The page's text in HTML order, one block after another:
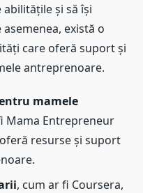
și să își
există o
care oferă suport și
antreprenoare.
mamele
Mama Entrepreneur
resurse și suport
, cum ar fi Coursera,